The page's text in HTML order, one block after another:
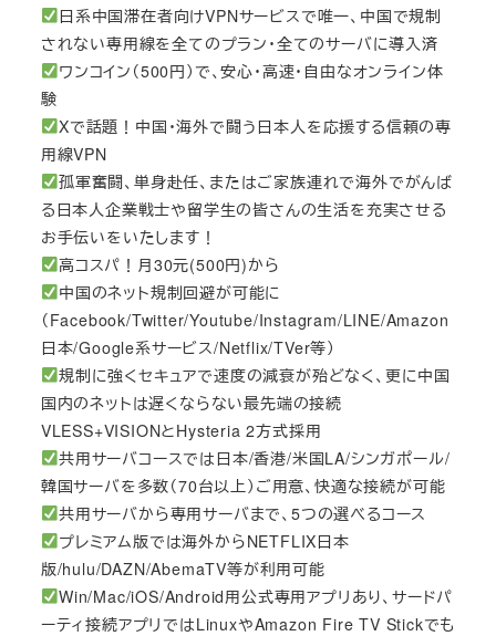
日系中国滞在者向けVPNサービスで唯一、中国で規制
されない専用線を全てのプラン・全てのサーバに導入済
ワンコイン（500円）で、安心・高速・自由なオンライン体
験
Xで話題！中国・海外で闘う日本人を応援する信頼の専
用線VPN
孤軍奮闘、単身赴任、またはご家族連れで海外でがんば
る日本人企業戦士や留学生の皆さんの生活を充実させる
お手伝いをいたします！
高コスパ！月30元(500円)から
中国のネット規制回避が可能に
（Facebook/Twitter/Youtube/Instagram/LINE/Amazon
日本/Google系サービス/Netflix/TVer等）
規制に強くセキュアで速度の減衰が殆どなく、更に中国
国内のネットは遅くならない最先端の接続
VLESS+VISIONとHysteria 2方式採用
共用サーバコースでは日本/香港/米国LA/シンガポール/
韓国サーバを多数（70台以上）ご用意、快適な接続が可能
共用サーバから専用サーバまで、5つの選べるコース
プレミアム版では海外からNETFLIX日本
版/hulu/DAZN/AbemaTV等が利用可能
Win/Mac/iOS/Android用公式専用アプリあり、サードパ
ーティ接続アプリではLinuxやAmazon Fire TV Stickでも